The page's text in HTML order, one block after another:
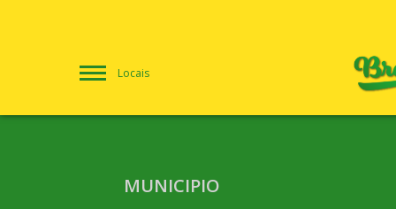
Locais
MUNICIPIO